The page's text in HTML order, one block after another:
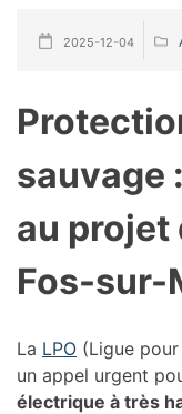
2025-12-04
sauvage
au projet
Fos-sur-
La LPO (Ligue
un appel urgent
électrique à très